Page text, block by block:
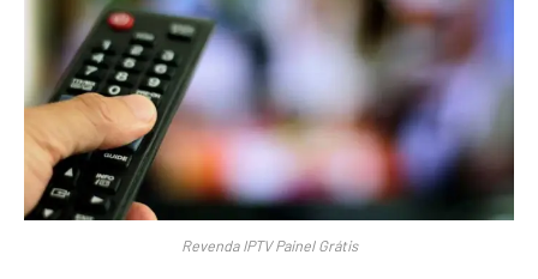
Revenda IPTV Painel Grátis